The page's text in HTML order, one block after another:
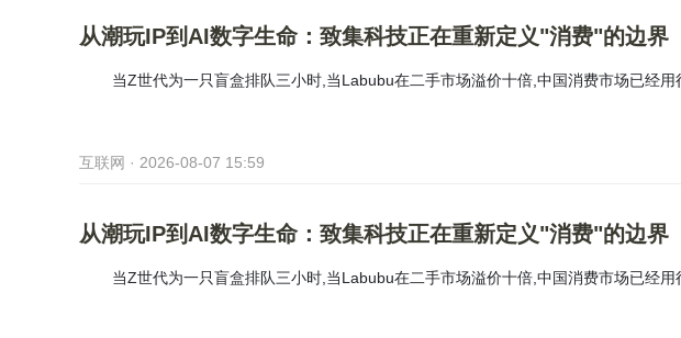
从潮玩IP到AI数字生命：致集科技正在重新定义"消费"的边界
当Z世代为一只盲盒排队三小时,当Labubu在二手市场溢价十倍,中国消费市场已经用
互联网 · 2026-08-07 15:59
从潮玩IP到AI数字生命：致集科技正在重新定义"消费"的边界
当Z世代为一只盲盒排队三小时,当Labubu在二手市场溢价十倍,中国消费市场已经用